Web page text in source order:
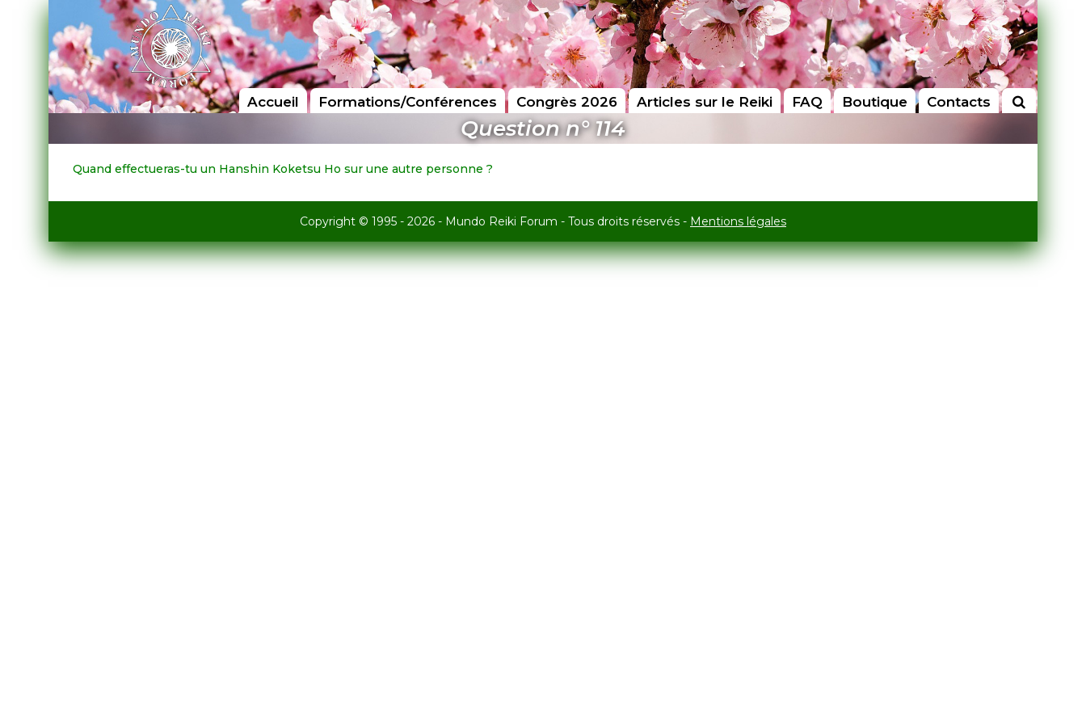
Accueil Formations/Conférences Congrès 2026 Articles sur le Reiki FAQ Boutique Contacts
Question n° 114
Quand effectueras-tu un Hanshin Koketsu Ho sur une autre personne ?
Copyright © 1995 - 2026 - Mundo Reiki Forum - Tous droits réservés - Mentions légales